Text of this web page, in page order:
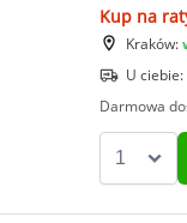
Kup na
Kraków:
U ciebie:
Darmowa